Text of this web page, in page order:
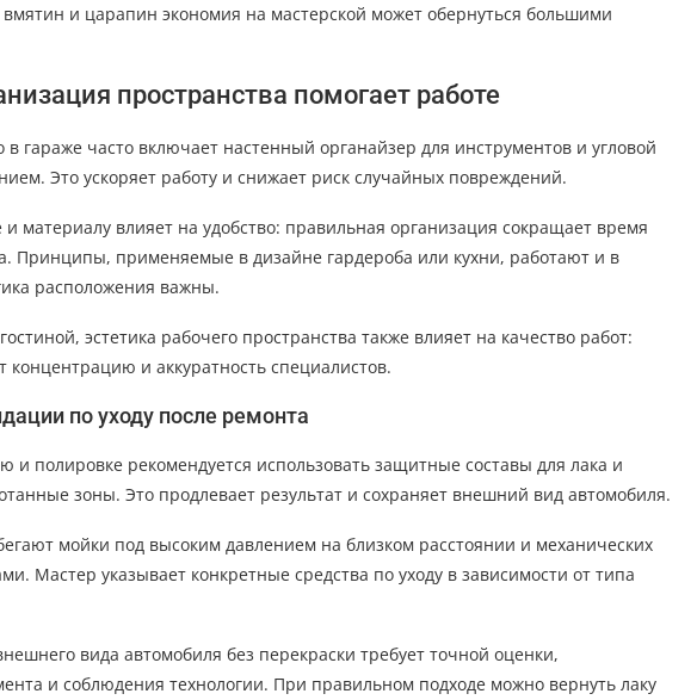
и царапин экономия на мастерской может обернуться большими
пространства помогает работе
гараже часто включает настенный органайзер для инструментов и угловой
Это ускоряет работу и снижает риск случайных повреждений.
материалу влияет на удобство: правильная организация сокращает время
Принципы, применяемые в дизайне гардероба или кухни, работают и в
расположения важны.
эстетика рабочего пространства также влияет на качество работ:
и аккуратность специалистов.
по уходу после ремонта
и полировке рекомендуется использовать защитные составы для лака и
зоны. Это продлевает результат и сохраняет внешний вид автомобиля.
мойки под высоким давлением на близком расстоянии и механических
Мастер указывает конкретные средства по уходу в зависимости от типа
вида автомобиля без перекраски требует точной оценки,
и соблюдения технологии. При правильном подходе можно вернуть лаку